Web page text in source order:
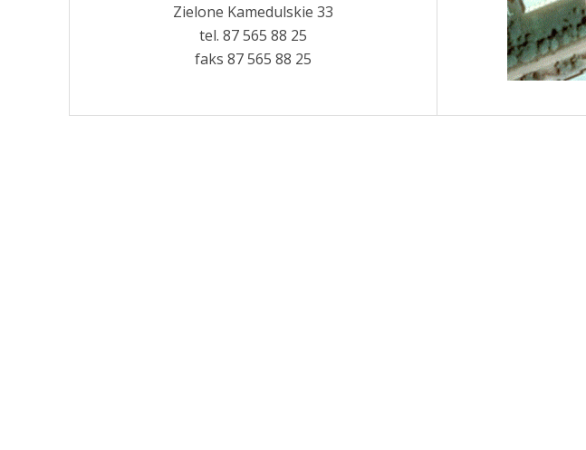
Zielone Kamedulskie 33
tel. 87 565 88 25
faks 87 565 88 25